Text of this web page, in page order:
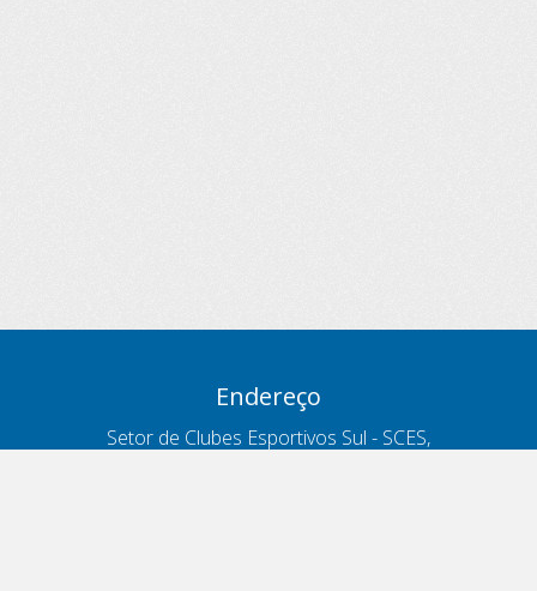
Endereço
Setor de Clubes Esportivos Sul - SCES,